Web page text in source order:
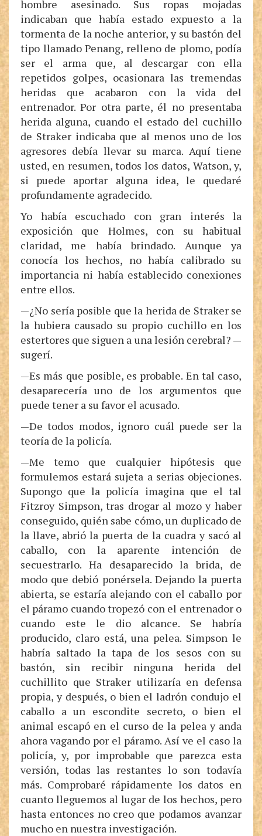
hombre asesinado. Sus ropas mojadas
indicaban que había estado expuesto a la
tormenta de la noche anterior, y su bastón del
tipo llamado Penang, relleno de plomo, podía
ser el arma que, al descargar con ella
repetidos golpes, ocasionara las tremendas
heridas que acabaron con la vida del
entrenador. Por otra parte, él no presentaba
herida alguna, cuando el estado del cuchillo
de Straker indicaba que al menos uno de los
agresores debía llevar su marca. Aquí tiene
usted, en resumen, todos los datos, Watson, y,
si puede aportar alguna idea, le quedaré
profundamente agradecido.
Yo había escuchado con gran interés la
exposición que Holmes, con su habitual
claridad, me había brindado. Aunque ya
conocía los hechos, no había calibrado su
importancia ni había establecido conexiones
entre ellos.
—¿No sería posible que la herida de Straker se
la hubiera causado su propio cuchillo en los
estertores que siguen a una lesión cerebral? —
sugerí.
—Es más que posible, es probable. En tal caso,
desaparecería uno de los argumentos que
puede tener a su favor el acusado.
—De todos modos, ignoro cuál puede ser la
teoría de la policía.
—Me temo que cualquier hipótesis que
formulemos estará sujeta a serias objeciones.
Supongo que la policía imagina que el tal
Fitzroy Simpson, tras drogar al mozo y haber
conseguido, quién sabe cómo, un duplicado de
la llave, abrió la puerta de la cuadra y sacó al
caballo, con la aparente intención de
secuestrarlo. Ha desaparecido la brida, de
modo que debió ponérsela. Dejando la puerta
abierta, se estaría alejando con el caballo por
el páramo cuando tropezó con el entrenador o
cuando este le dio alcance. Se habría
producido, claro está, una pelea. Simpson le
habría saltado la tapa de los sesos con su
bastón, sin recibir ninguna herida del
cuchillito que Straker utilizaría en defensa
propia, y después, o bien el ladrón condujo el
caballo a un escondite secreto, o bien el
animal escapó en el curso de la pelea y anda
ahora vagando por el páramo. Así ve el caso la
policía, y, por improbable que parezca esta
versión, todas las restantes lo son todavía
más. Comprobaré rápidamente los datos en
cuanto lleguemos al lugar de los hechos, pero
hasta entonces no creo que podamos avanzar
mucho en nuestra investigación.